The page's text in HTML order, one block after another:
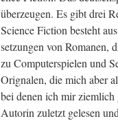
über­zeu­gen. Es gibt drei
Sci­ence Fic­tion besteht
set­zun­gen von Roma­nen,
zu Com­pu­ter­spie­len und
Ori­gna­len, die mich aber
bei denen ich mir
Autorin zuletzt gele­sen